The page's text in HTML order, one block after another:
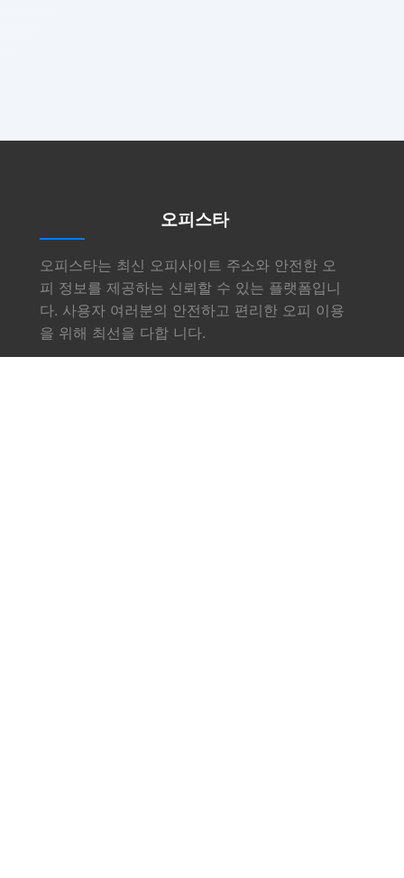
오피스타
오피스타는 최신 오피사이트 주소와 안전한 오
피 정보를 제공하는 신뢰할 수 있는 플랫폼입니
다. 사용자 여러분의 안전하고 편리한 오피 이용
을 위해 최선을 다합 니다.